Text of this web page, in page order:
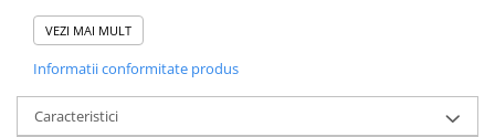
Separator Maxguard ® T2
Tubulaturi Snake (TM)
Specificatii Tehnice:
Model - J-185P-AC
Tehnologie: Plumb-acid - electrolit lichid
VEZI MAI MULT
Informatii conformitate produs
Caracteristici